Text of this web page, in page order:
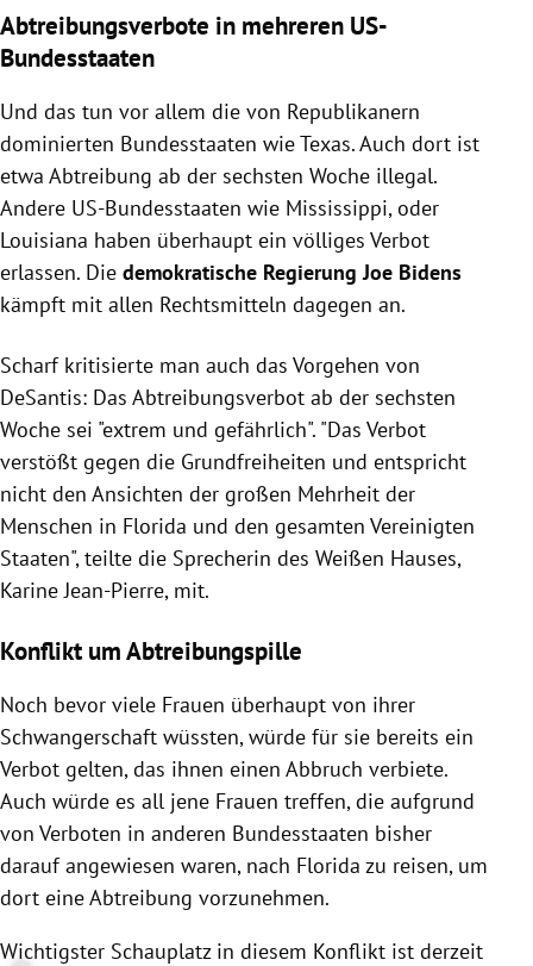
Abtreibungsverbote in mehreren US-
Bundesstaaten
Und das tun vor allem die von Republikanern
dominierten Bundesstaaten wie Texas. Auch dort ist
etwa Abtreibung ab der sechsten Woche illegal.
Andere US-Bundesstaaten wie Mississippi, oder
Louisiana haben überhaupt ein völliges Verbot
erlassen. Die demokratische Regierung Joe Bidens
kämpft mit allen Rechtsmitteln dagegen an.
Scharf kritisierte man auch das Vorgehen von
DeSantis: Das Abtreibungsverbot ab der sechsten
Woche sei "extrem und gefährlich". "Das Verbot
verstößt gegen die Grundfreiheiten und entspricht
nicht den Ansichten der großen Mehrheit der
Menschen in Florida und den gesamten Vereinigten
Staaten", teilte die Sprecherin des Weißen Hauses,
Karine Jean-Pierre, mit.
Konflikt um Abtreibungspille
Noch bevor viele Frauen überhaupt von ihrer
Schwangerschaft wüssten, würde für sie bereits ein
Verbot gelten, das ihnen einen Abbruch verbiete.
Auch würde es all jene Frauen treffen, die aufgrund
von Verboten in anderen Bundesstaaten bisher
darauf angewiesen waren, nach Florida zu reisen, um
dort eine Abtreibung vorzunehmen.
Wichtigster Schauplatz in diesem Konflikt ist derzeit